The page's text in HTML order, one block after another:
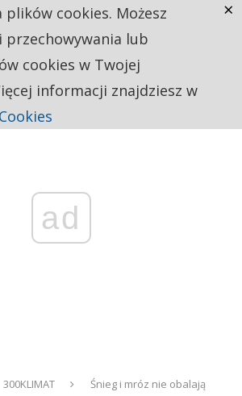
ad
300KLIMAT
Śnieg i mróz nie obalają
plików cookies. Możesz
lub
cookies w Twojej
informacji znajdziesz w
×